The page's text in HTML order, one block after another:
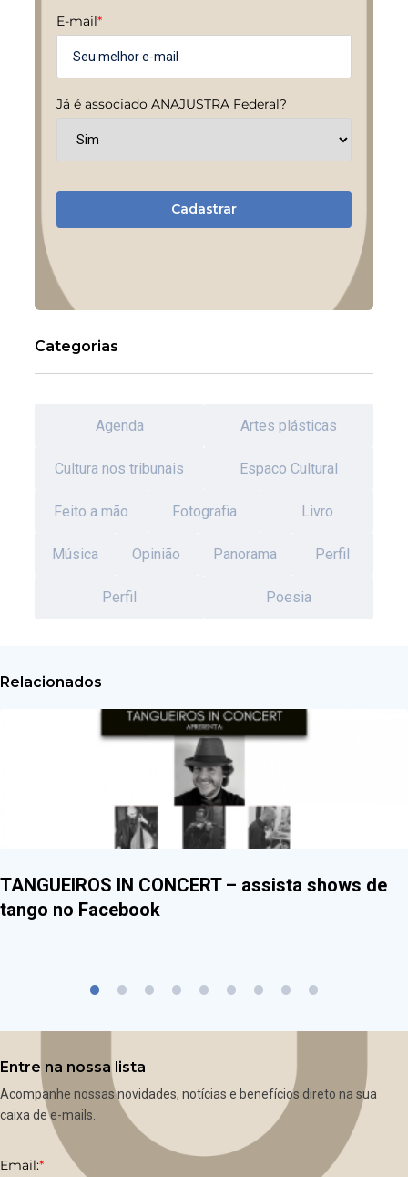
E-mail*
Já é associado ANAJUSTRA Federal?
Cadastrar
Categorias
Agenda Artes plásticas
Cultura nos tribunais Espaco Cultural
Feito a mão Fotografia Livro
Música Opinião Panorama Perfil
Perfil Poesia
Relacionados
TANGUEIROS IN CONCERT – assista shows de
tango no Facebook
Entre na nossa lista
Acompanhe nossas novidades, notícias e benefícios direto na sua
caixa de e-mails.
Email:*